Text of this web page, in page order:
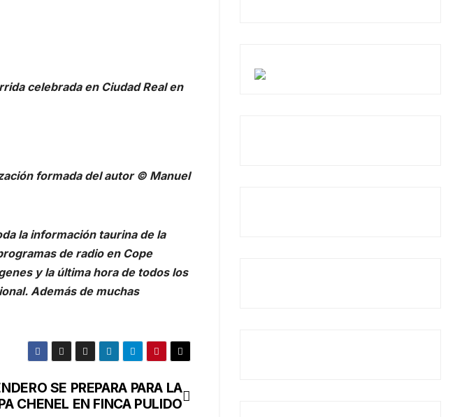
celebrada en Ciudad Real en
formada del autor © Manuel
la información taurina de la
de radio en Cope
y la última hora de todos los
Además de muchas
SE PREPARA PARA LA
CHENEL EN FINCA PULIDO